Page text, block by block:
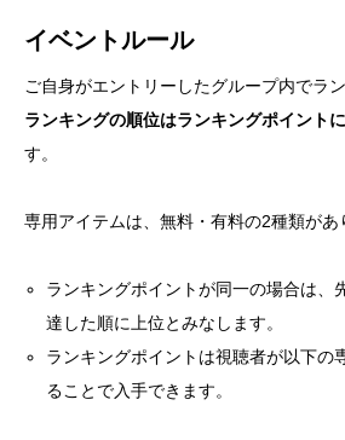
イベントルール
ご自身がエントリーしたグループ内でラ
ランキングの順位はランキングポイント
す。
専用アイテムは、無料・有料の2種類があ
ランキングポイントが同一の場合は、
達した順に上位とみなします。
ランキングポイントは視聴者が以下の
ることで入手できます。